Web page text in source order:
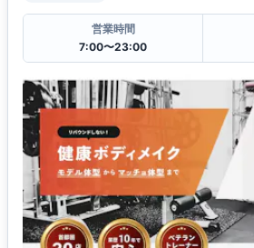
営業時間
7:00〜23:00